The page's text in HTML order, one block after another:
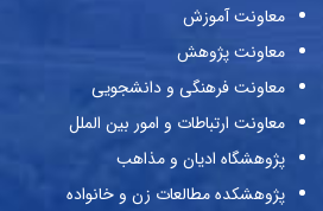
معاونت آموزش
معاونت پژوهش
معاونت فرهنگی و دانشجویی
معاونت ارتباطات و امور بین الملل
پژوهشگاه ادیان و مذاهب
پژوهشکده مطالعات زن و خانواده